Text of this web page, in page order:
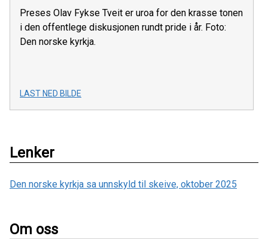
Preses Olav Fykse Tveit er uroa for den krasse tonen
i den offentlege diskusjonen rundt pride i år. Foto:
Den norske kyrkja.
LAST NED BILDE
Lenker
Den norske kyrkja sa unnskyld til skeive, oktober 2025
Om oss